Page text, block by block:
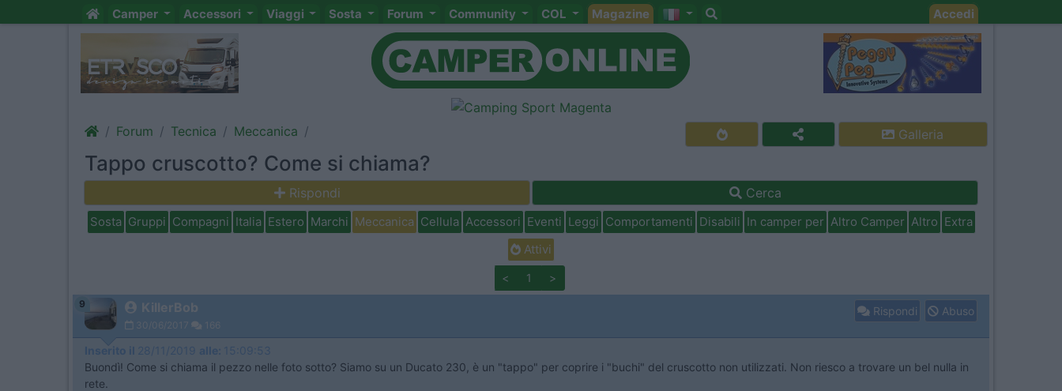
Camper Accessori Viaggi Sosta Forum Community COL Magazine Accedi
Forum Tecnica Meccanica Galleria
Tappo cruscotto? Come si chiama?
Rispondi Cerca
Sosta Gruppi Compagni Italia Estero Marchi Meccanica Cellula Accessori Eventi Leggi Comportamenti Disabili In camper per Altro Camper Altro Extra
Attivi
< 1 >
9 KillerBob
30/06/2017 166
Rispondi Abuso
Inserito il 28/11/2019 alle: 15:09:53
Buondì! Come si chiama il pezzo nelle foto sotto? Siamo su un Ducato 230, è un "tappo" per coprire i "buchi" del cruscotto non utilizzati. Non riesco a trovare un bel nulla in
rete.